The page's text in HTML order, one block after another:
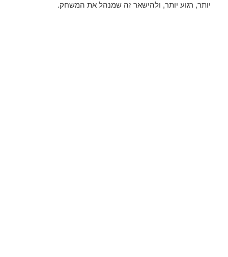
יותר, רגוע יותר, ולהישאר זה שמנהל את המשחק.